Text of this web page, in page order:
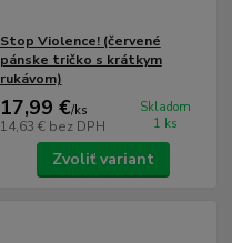
Stop Violence! (červené
pánske tričko s krátkym
rukávom)
17,99 €/ks
14,63 € bez DPH
Skladom
1 ks
Zvoliť variant